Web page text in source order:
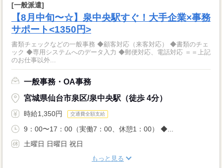
[一般派遣]
【8月中旬〜☆】泉中央駅すぐ！大手企業×事務
サポート<1350円>
書類チェックなどの一般事務 ◆顧客対応（来客対応） ◆書類のチェ
ック ◆専用システムへのデータ入力 ◆郵便対応、電話対応 ＝＝上記
のお仕事以外...
一般事務・OA事務
宮城県仙台市泉区/泉中央駅（徒歩 4分）
時給1,350円 交通費全額支給
9：00〜17：00（実働7：00、休憩1：00） ◆...
土曜日 日曜日 祝日
もっと見る